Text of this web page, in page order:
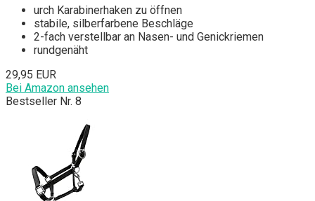
urch Karabinerhaken zu öffnen
stabile, silberfarbene Beschläge
2-fach verstellbar an Nasen- und Genickriemen
rundgenäht
29,95 EUR
Bei Amazon ansehen
Bestseller Nr. 8